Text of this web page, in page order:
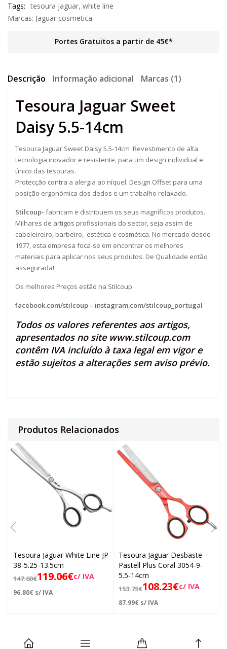
Tags: tesoura jaguar, white line
Marcas: Jaguar cosmetica
Portes Gratuitos a partir de 45€*
Descrição Informação adicional Marcas (1)
Tesoura Jaguar Sweet
Daisy 5.5-14cm
Tesoura Jaguar Sweet Daisy 5.5-14cm .Revestimento de alta
tecnologia inovador e resistente, para um design individual e
único das tesouras.
Protecção contra a alergia ao níquel. Design Offset para uma
posição ergonómica dos dedos e um trabalho relaxado.
Stilcoup- fabricam e distribuem os seus magníficos produtos.
Milhares de artigos profissionais do sector, seja assim de
cabeleireiro, barbeiro, estética e cosmética. No mercado desde
1977, esta empresa foca-se em encontrar os melhores
materiais para aplicar nos seus produtos. De Qualidade então
assegurada!
Os melhores Preços estão na Stilcoup
facebook.com/stilcoup – instagram.com/stilcoup_portugal
Todos os valores referentes aos artigos,
apresentados no site www.stilcoup.com
contêm IVA incluído à taxa legal em vigor e
estão sujeitos a alterações sem aviso prévio.
Produtos Relacionados
Tesoura Jaguar White Line JP
38-5.25-13.5cm
147.60€119.06€c/ IVA
96.80€ s/ IVA
Tesoura Jaguar Desbaste
Pastell Plus Coral 3054-9-
5.5-14cm
153.75€108.23€c/ IVA
87.99€ s/ IVA